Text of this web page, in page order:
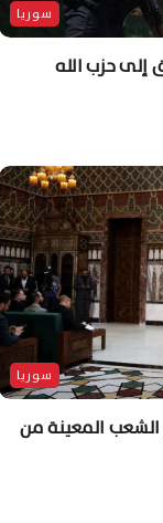
سوريا
إلى حزب الله
سوريا
الشعب المعينة من